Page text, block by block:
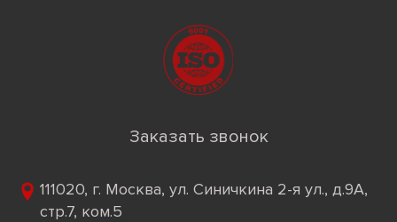
Заказать звонок
111020, г. Москва, ул. Синичкина 2-я ул., д.9А,
стр.7, ком.5